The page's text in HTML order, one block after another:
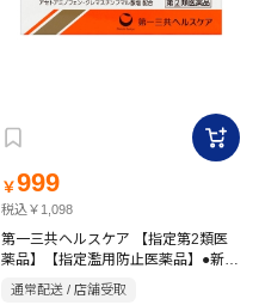
￥999
税込￥1,098
第一三共ヘルスケア 【指定第2類医
薬品】【指定濫用防止医薬品】●新ル
ル-A錠s 45錠
通常配送 / 店舗受取